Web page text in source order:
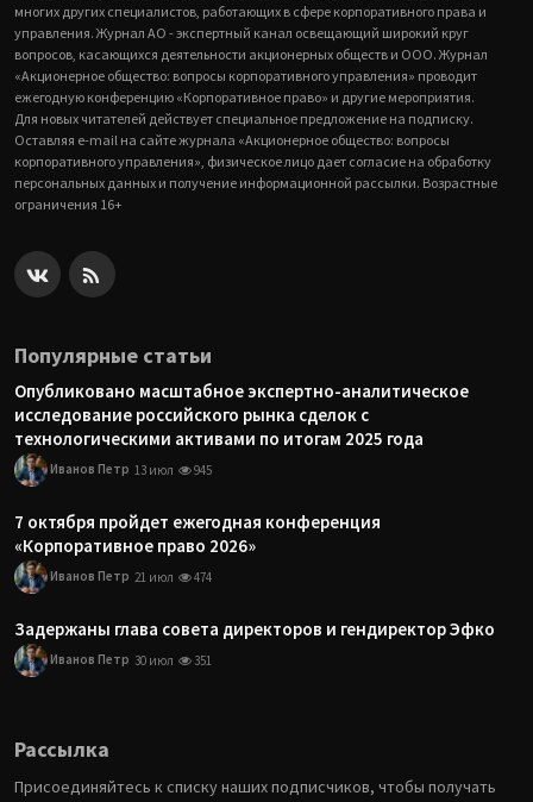
многих других специалистов, работающих в сфере корпоративного права и
управления. Журнал АО - экспертный канал освещающий широкий круг
вопросов, касающихся деятельности акционерных обществ и ООО. Журнал
«Акционерное общество: вопросы корпоративного управления» проводит
ежегодную конференцию «Корпоративное право» и другие мероприятия.
Для новых читателей действует специальное предложение на подписку.
Оставляя e-mail на сайте журнала «Акционерное общество: вопросы
корпоративного управления», физическое лицо дает согласие на обработку
персональных данных и получение информационной рассылки. Возрастные
ограничения 16+
Популярные статьи
Опубликовано масштабное экспертно-аналитическое
исследование российского рынка сделок с
технологическими активами по итогам 2025 года
Иванов Петр 13 июл 945
7 октября пройдет ежегодная конференция
«Корпоративное право 2026»
Иванов Петр 21 июл 474
Задержаны глава совета директоров и гендиректор Эфко
Иванов Петр 30 июл 351
Рассылка
Присоединяйтесь к списку наших подписчиков, чтобы получать